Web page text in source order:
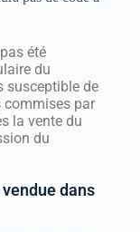
été
du
susceptible de
commises par
la vente du
du
dans